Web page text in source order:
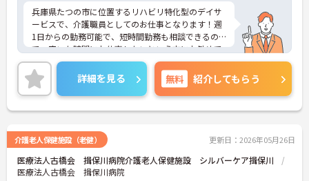
兵庫県たつの市に位置するリハビリ特化型のデイサ
ービスで、介護職員としてのお仕事となります！週
1日からの勤務可能で、短時間勤務も相談できるの
で、空いた時間にお仕事したいという方にお勧めで
す！託児所があったり、育児休業を取得できたり
と、お子様がいらっしゃる方でも、安心してお仕事
できる環境が備わっております！ご興味ある方は面
接ポイントをお伝えしますので、お気軽にお問い合
わせください♪
詳細を見る 無料 紹介してもらう
介護老人保健施設（老健） 更新日：2026年05月26日
医療法人古橋会 揖保川病院介護老人保健施設 シルバーケア揖保川
医療法人古橋会 揖保川病院